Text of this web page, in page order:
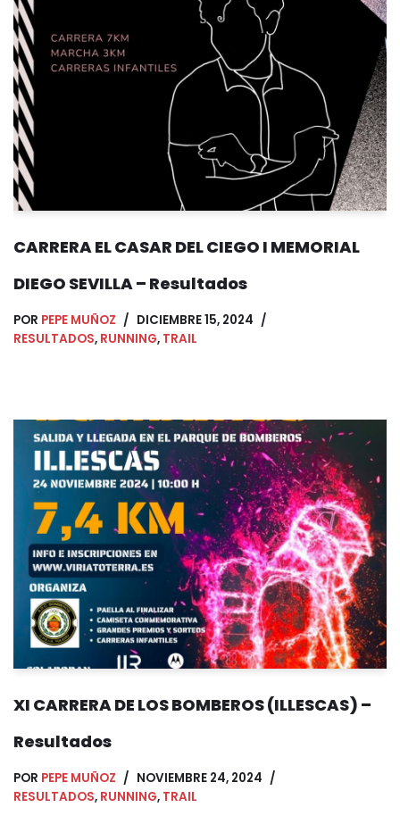
CARRERA EL CASAR DEL CIEGO I MEMORIAL
DIEGO SEVILLA – Resultados
POR PEPE MUÑOZ
DICIEMBRE 15, 2024
RESULTADOS, RUNNING, TRAIL
XI CARRERA DE LOS BOMBEROS (ILLESCAS) –
Resultados
POR PEPE MUÑOZ
NOVIEMBRE 24, 2024
RESULTADOS, RUNNING, TRAIL